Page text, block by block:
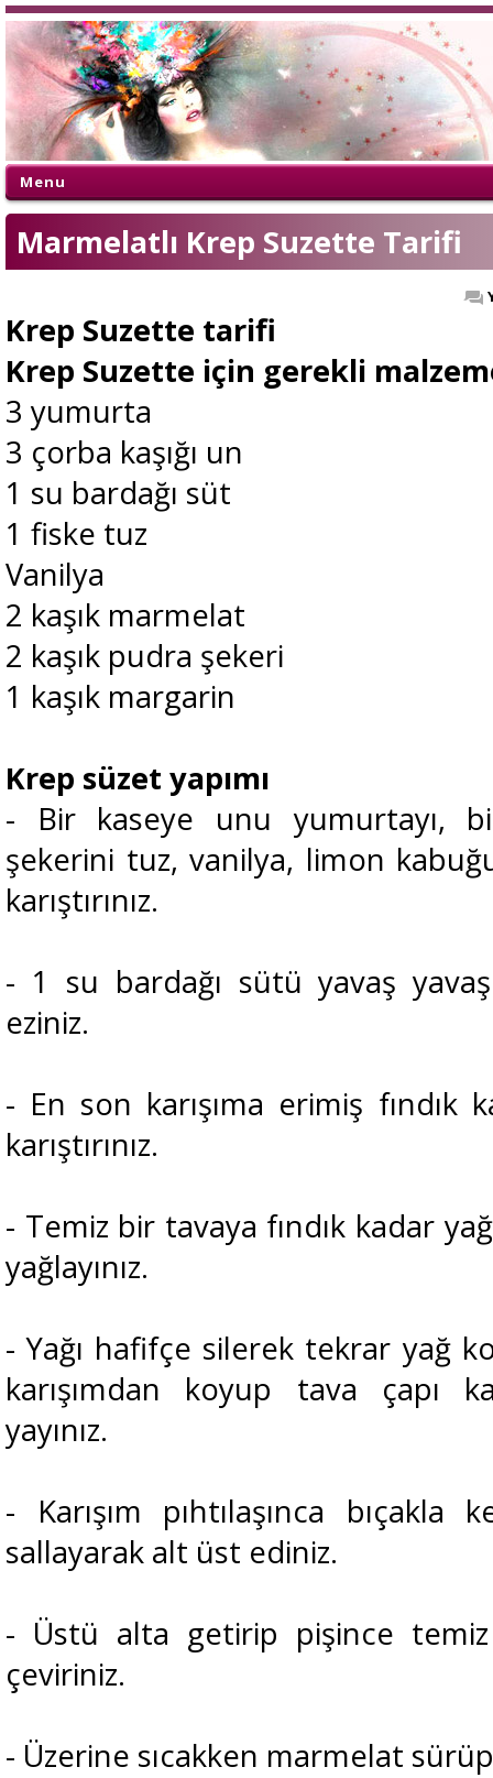
Menu
Marmelatlı Krep Suzette Tarifi
Krep Suzette tarifi
Krep Suzette için gerekli
3 yumurta
3 çorba kaşığı un
1 su bardağı süt
1 fiske tuz
Vanilya
2 kaşık marmelat
2 kaşık pudra şekeri
1 kaşık margarin
Krep süzet yapımı
- Bir kaseye unu yumurtayı,
şekerini tuz, vanilya, limon
karıştırınız.
- 1 su bardağı sütü yavaş yavaş
eziniz.
- En son karışıma erimiş
karıştırınız.
- Temiz bir tavaya fındık kadar
yağlayınız.
- Yağı hafifçe silerek tekrar yağ
karışımdan koyup tava çapı
yayınız.
- Karışım pıhtılaşınca bıçakla
sallayarak alt üst ediniz.
- Üstü alta getirip pişince
çeviriniz.
- Üzerine sıcakken marmelat